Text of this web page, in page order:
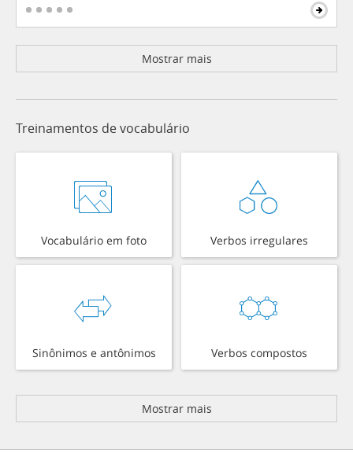
Mostrar mais
Treinamentos de vocabulário
Vocabulário em foto Verbos irregulares
Sinônimos e antônimos Verbos compostos
Mostrar mais